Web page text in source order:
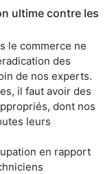
ultime contre les
le commerce ne
des
de nos experts.
il faut avoir des
dont nos
leurs
en rapport